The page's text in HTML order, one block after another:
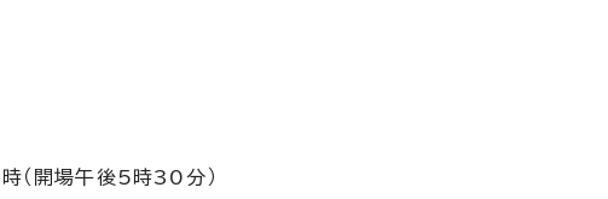
開場午後5時30分）